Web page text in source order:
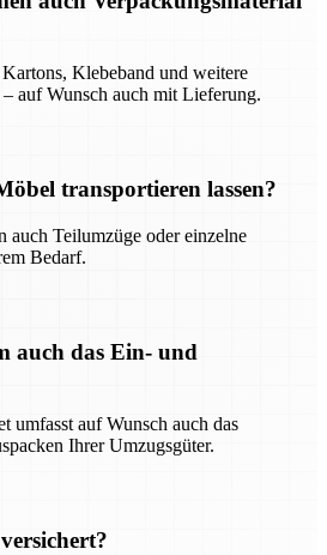
Klebeband und weitere
auf Wunsch auch mit Lieferung.
transportieren lassen?
auch Teilumzüge oder einzelne
Bedarf.
auch das Ein- und
umfasst auf Wunsch auch das
Ihrer Umzugsgüter.